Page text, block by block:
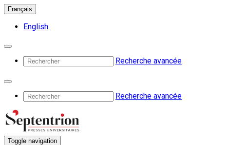
Français
English
Recherche avancée
Recherche avancée
Toggle navigation